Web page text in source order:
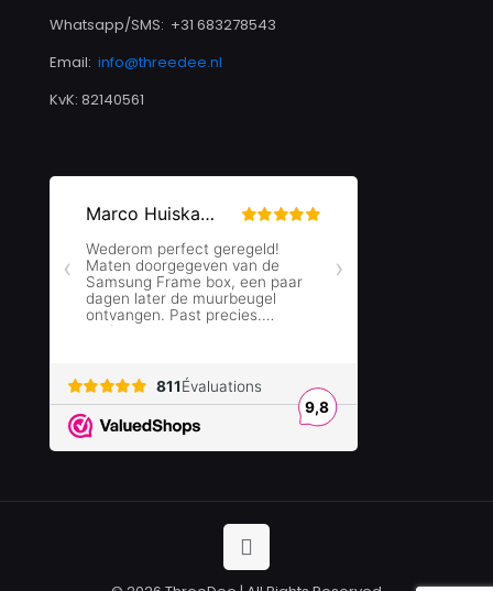
Whatsapp/SMS: +31 683278543
Email: info@threedee.nl
KvK: 82140561